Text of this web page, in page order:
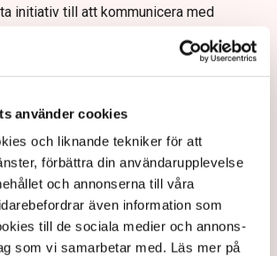
använder cookies
och liknande tekniker för att
förbättra din användarupplevelse
och annonserna till våra
även information som
till de sociala medier och annons-
som vi samarbetar med. Läs mer på
initiativ till att kommunicera med
forum för dialog, säger
Göran Dahlén.